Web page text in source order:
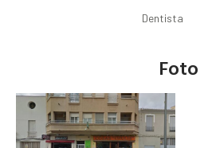
Dentista
Foto